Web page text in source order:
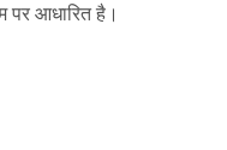
पर आधारित है।